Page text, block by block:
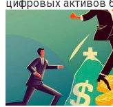
цифровых активов